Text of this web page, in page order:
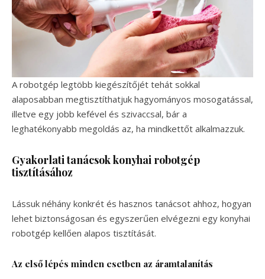
A robotgép legtöbb kiegészítőjét tehát sokkal
alaposabban megtisztíthatjuk hagyományos mosogatással,
illetve egy jobb kefével és szivaccsal, bár a
leghatékonyabb megoldás az, ha mindkettőt alkalmazzuk.
Gyakorlati tanácsok konyhai robotgép
tisztításához
Lássuk néhány konkrét és hasznos tanácsot ahhoz, hogyan
lehet biztonságosan és egyszerűen elvégezni egy konyhai
robotgép kellően alapos tisztítását.
Az első lépés minden esetben az áramtalanítás